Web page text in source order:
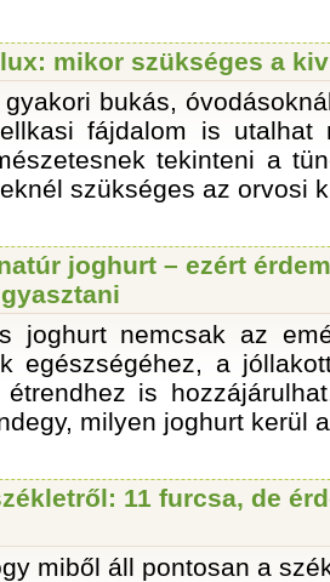
mikor szükséges a
bukás,
fájdalom is utalhat
tekinteni a
szükséges az orvosi
joghurt – ezért
joghurt nemcsak az
egészségéhez, a
étrendhez is
milyen joghurt kerül
11 furcsa, de
miből áll pontosan a